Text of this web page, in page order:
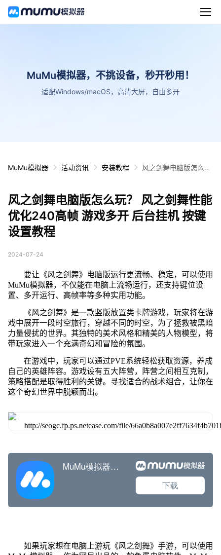
MuMu模拟器，不挑设备，秒开秒用！
适配Windows/macOS，高清大屏，自由多开
MuMu模拟器 活动资讯 安装教程
风之剑舞电脑版怎么
台挂机 按键设置教程
风之剑舞电脑版怎么玩？ 风之剑舞性能
优化240高帧 游戏多开 后台挂机 按键
设置教程
2024-07-24
要让《风之剑舞》电脑版运行更流畅、稳定，可以使用
MuMu模拟器，不仅能在电脑上流畅运行，还支持键位设
置、多开运行、高帧率等多种实用功能。
《风之剑舞》是一款竖版放置类卡牌游戏，玩家将在游
戏中展开一段时空旅行，穿越不同的时空，为了拯救被黑暗
力量侵扰的世界。其独特的美术风格和精美的人物模型，将
带玩家进入一个充满奇幻和冒险的氛围。
在游戏中，玩家可以通过PVE系统轻松获取资源，养成
自己的英雄阵容。游戏设有五大阵营，阵营之间相互克制，
策略搭配是取得胜利的关键。寻找适合的战术组合，让你在
这个奇幻世界中脱颖而出。
如果玩家想在电脑上游玩《风之剑舞》手游，可以使用